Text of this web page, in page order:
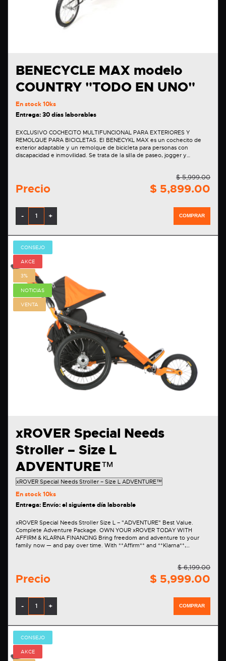
BENECYCLE MAX modelo
COUNTRY "TODO EN UNO"
En stock10ks
Entrega: 30 días laborables
EXCLUSIVO COCHECITO MULTIFUNCIONAL PARA EXTERIORES Y
REMOLQUE PARA BICICLETAS. El BENECYKL MAX es un cochecito de
exterior adaptable y un remolque de bicicleta para personas con
discapacidad e inmovilidad. Se trata de la silla de paseo, jogger y…
Precio
$ 5,999.00
$ 5,899.00
- + COMPRAR
CONSEJO
AKCE
3%
NOTICIAS
VENTA
xROVER Special Needs
Stroller – Size L
ADVENTURE™
En stock10ks
Entrega: Envío: el siguiente día laborable
xROVER Special Needs Stroller Size L – "ADVENTURE" Best Value.
Complete Adventure Package. OWN YOUR xROVER TODAY WITH
AFFIRM & KLARNA FINANCING Bring freedom and adventure to your
family now — and pay over time. With **Affirm** and **Klarna**,…
Precio
$ 6,199.00
$ 5,999.00
- + COMPRAR
CONSEJO
AKCE